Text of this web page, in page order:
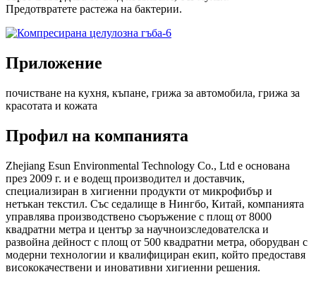
Предотвратете растежа на бактерии.
Приложение
почистване на кухня, къпане, грижа за автомобила, грижа за
красотата и кожата
Профил на компанията
Zhejiang Esun Environmental Technology Co., Ltd е основана
през 2009 г. и е водещ производител и доставчик,
специализиран в хигиенни продукти от микрофибър и
нетъкан текстил. Със седалище в Нингбо, Китай, компанията
управлява производствено съоръжение с площ от 8000
квадратни метра и център за научноизследователска и
развойна дейност с площ от 500 квадратни метра, оборудван с
модерни технологии и квалифициран екип, който предоставя
висококачествени и иновативни хигиенни решения.